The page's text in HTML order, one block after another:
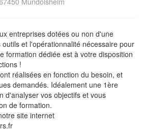
entreprises dotées ou non d'une
et l'opérationnalité nécessaire pour
formation dédiée est à votre disposition
!
réalisées en fonction du besoin, et
demandés. Idéalement une 1ère
d'analyser vos objectifs et vous
de formation.
site internet